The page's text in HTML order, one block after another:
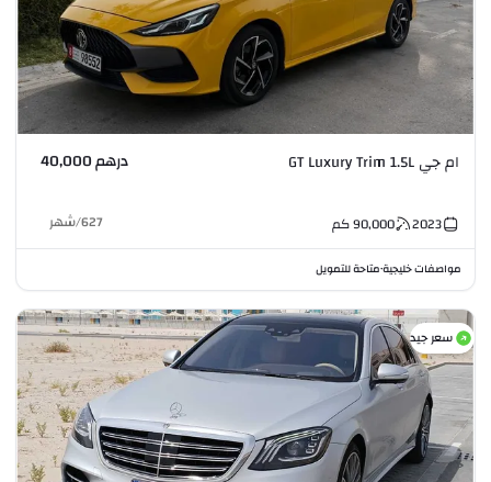
ام جي GT Luxury Trim 1.5L درهم 40,000
2023
90,000كم 627
/شهر
مواصفات خليجية•متاحة للتمويل
سعر جيد